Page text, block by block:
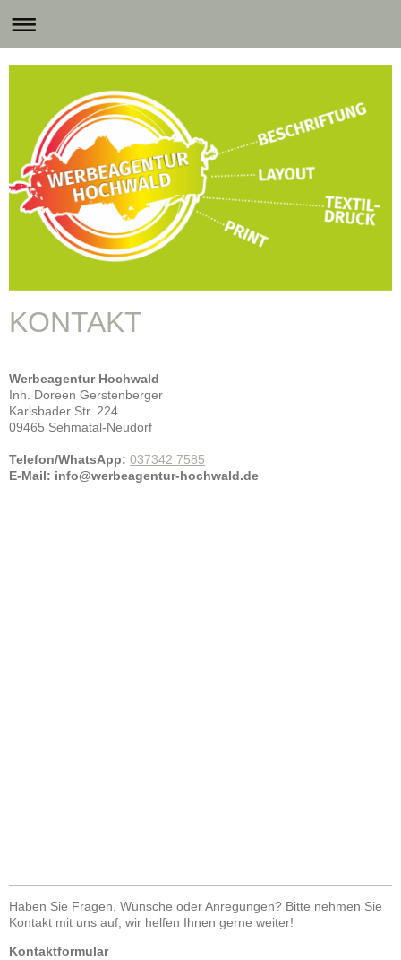
KONTAKT
Werbeagentur Hochwald
Inh. Doreen Gerstenberger
Karlsbader Str. 224
09465 Sehmatal-Neudorf
Telefon/WhatsApp: 037342 7585
E-Mail: info@werbeagentur-hochwald.de
Haben Sie Fragen, Wünsche oder Anregungen? Bitte nehmen Sie
Kontakt mit uns auf, wir helfen Ihnen gerne weiter!
Kontaktformular